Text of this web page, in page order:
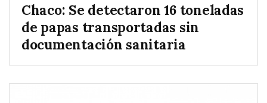
Chaco: Se detectaron 16 toneladas
de papas transportadas sin
documentación sanitaria